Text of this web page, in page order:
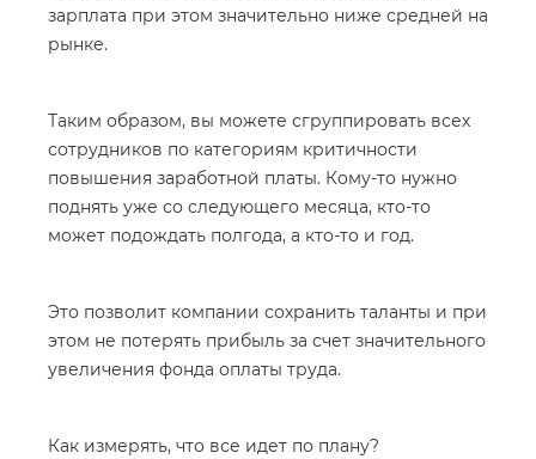
зарплата при этом значительно ниже средней на
рынке.
Таким образом, вы можете сгруппировать всех
сотрудников по категориям критичности
повышения заработной платы. Кому-то нужно
поднять уже со следующего месяца, кто-то
может подождать полгода, а кто-то и год.
Это позволит компании сохранить таланты и при
этом не потерять прибыль за счет значительного
увеличения фонда оплаты труда.
Как измерять, что все идет по плану?